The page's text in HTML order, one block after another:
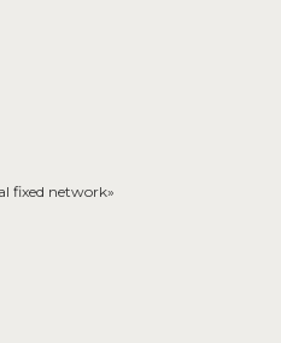
fixed network»